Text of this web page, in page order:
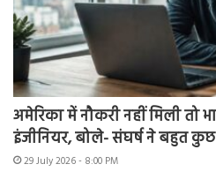
अमेरिका में नौकरी नहीं मिली तो
इंजीनियर, बोले- संघर्ष ने बहुत
29 July 2026 - 8:00 PM